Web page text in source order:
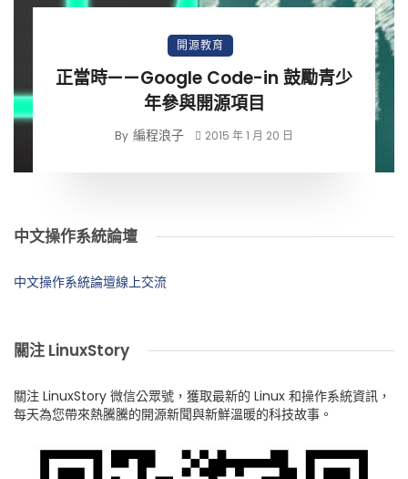
開源教育
正當時——Google Code-in 鼓勵青少
年參與開源項目
By 編程浪子 2015 年 1 月 20 日
中文操作系統論壇
中文操作系統論壇線上交流
關注 LinuxStory
關注 LinuxStory 微信公眾號，獲取最新的 Linux 和操作系統資訊，
每天為您帶來熱騰騰的開源新聞與新鮮溫暖的科技故事。